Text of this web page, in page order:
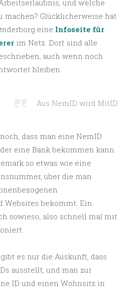
und welche
machen? Glücklicherweise hat
eine Infoseite für
im Netz. Dort sind alle
auch wenn noch
bleiben.
Aus NemID wird MitID
dass man eine NemID
eine Bank bekommen kann.
so etwas wie eine
über die man
Websites bekommt. Ein
sowieso, also schnell mal mit
es nur die Auskunft, dass
ausstellt, und man zur
ID und einen Wohnsitz in